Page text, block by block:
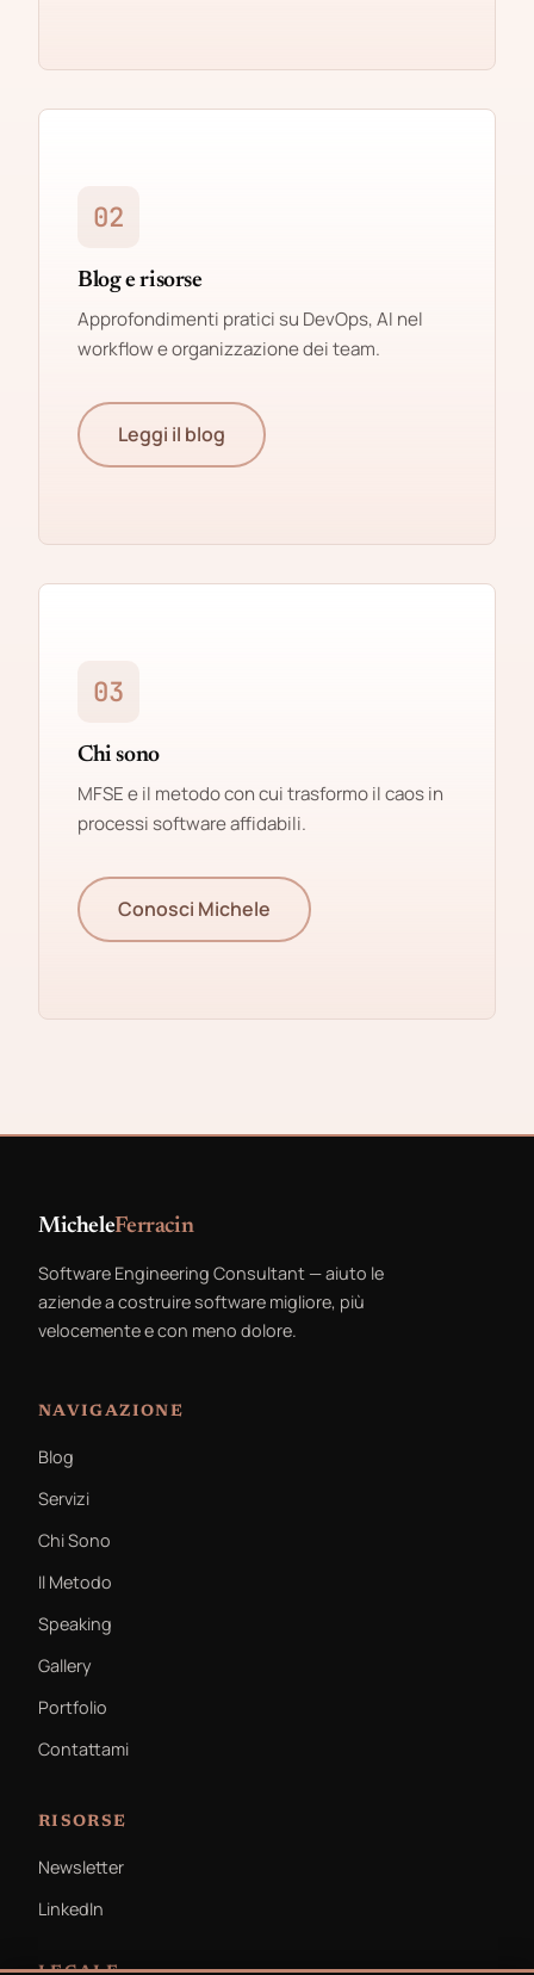
02
Blog e risorse
Approfondimenti pratici su DevOps, AI nel
workflow e organizzazione dei team.
Leggi il blog
03
Chi sono
MFSE e il metodo con cui trasformo il caos in
processi software affidabili.
Conosci Michele
MicheleFerracin
Software Engineering Consultant — aiuto le
aziende a costruire software migliore, più
velocemente e con meno dolore.
NAVIGAZIONE
Blog
Servizi
Chi Sono
Il Metodo
Speaking
Gallery
Portfolio
Contattami
RISORSE
Newsletter
LinkedIn